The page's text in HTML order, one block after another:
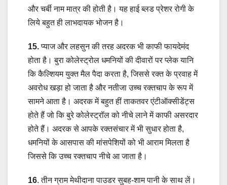
और चर्बी नाम मात्र की होती है। यह हाई ब्लड प्रेशर रोगी के
लिये बहुत ही लाभदायक भोजन है।
15.प्याज और लहसुन की तरह अदरक भी काफी फायदेमंद
होता है। बुरा कोलेस्ट्रोल धमनियों की दीवारों पर प्लेक यानि
कि कैल्शियम युक्त मैल पैदा करता है, जिससे रक्त के प्रवाह में
अवरोध खड़ा हो जाता है और नतीजा उच्च रक्तचाप के रूप में
सामने आता है। अदरक में बहुत हीं ताकतवर एंटीऑक्सीडेंट्स
होते हैं जो कि बुरे कोलेस्ट्रॉल को नीचे लाने में काफी असरदार
होते हैं। अदरक से आपके रक्तसंचार में भी सुधार होता है,
धमनियों के आसपास की मांसपेशियों को भी आराम मिलता है
जिससे कि उच्च रक्तचाप नीचे आ जाता है।
16. तीन ग्राम मेथीदाना पाउडर सुबह-शाम पानी के साथ लें।